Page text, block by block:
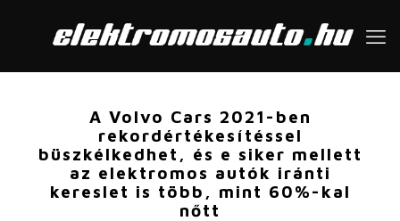
A Volvo Cars 2021-ben
rekordértékesítéssel
büszkélkedhet, és e siker mellett
az elektromos autók iránti
kereslet is több, mint 60%-kal
nőtt